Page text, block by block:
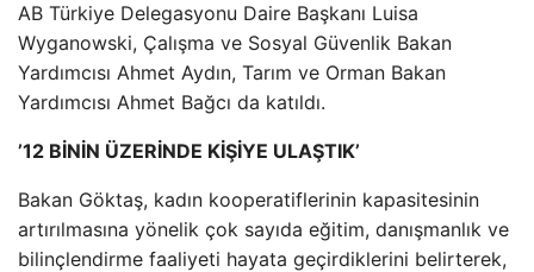
AB Türkiye Delegasyonu Daire Başkanı Luisa
Wyganowski, Çalışma ve Sosyal Güvenlik Bakan
Yardımcısı Ahmet Aydın, Tarım ve Orman Bakan
Yardımcısı Ahmet Bağcı da katıldı.
’12 BİNİN ÜZERİNDE KİŞİYE ULAŞTIK’
Bakan Göktaş, kadın kooperatiflerinin kapasitesinin
artırılmasına yönelik çok sayıda eğitim, danışmanlık ve
bilinçlendirme faaliyeti hayata geçirdiklerini belirterek,